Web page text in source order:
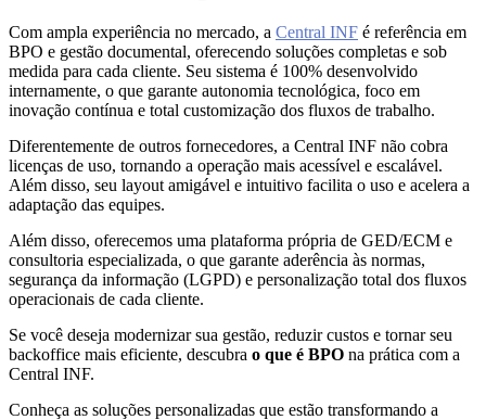
Com ampla experiência no mercado, a Central INF é referência em
BPO e gestão documental, oferecendo soluções completas e sob
medida para cada cliente. Seu sistema é 100% desenvolvido
internamente, o que garante autonomia tecnológica, foco em
inovação contínua e total customização dos fluxos de trabalho.
Diferentemente de outros fornecedores, a Central INF não cobra
licenças de uso, tornando a operação mais acessível e escalável.
Além disso, seu layout amigável e intuitivo facilita o uso e acelera a
adaptação das equipes.
Além disso, oferecemos uma plataforma própria de GED/ECM e
consultoria especializada, o que garante aderência às normas,
segurança da informação (LGPD) e personalização total dos fluxos
operacionais de cada cliente.
Se você deseja modernizar sua gestão, reduzir custos e tornar seu
backoffice mais eficiente, descubra o que é BPO na prática com a
Central INF.
Conheça as soluções personalizadas que estão transformando a